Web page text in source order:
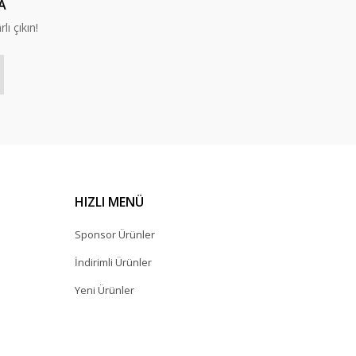
çıkın!
HIZLI MENÜ
Sponsor Ürünler
İndirimli Ürünler
Yeni Ürünler